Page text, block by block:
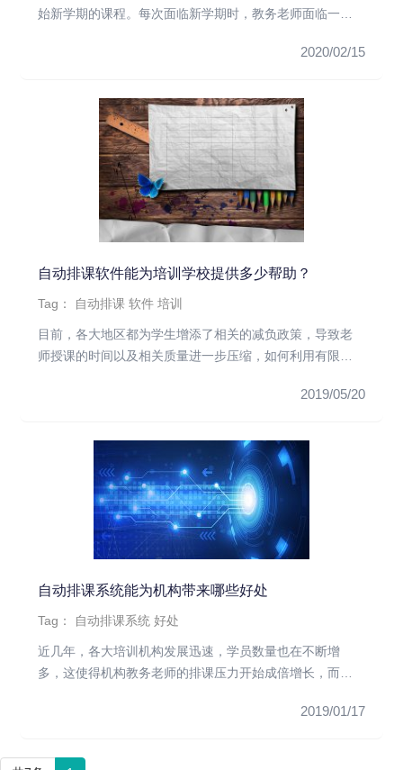
始新学期的课程。每次面临新学期时，教务老师面临一个
2020/02/15
自动排课软件能为培训学校提供多少帮助？
Tag： 自动排课 软件 培训
目前，各大地区都为学生增添了相关的减负政策，导致老
师授课的时间以及相关质量进一步压缩，如何利用有限的
2019/05/20
自动排课系统能为机构带来哪些好处
Tag： 自动排课系统 好处
近几年，各大培训机构发展迅速，学员数量也在不断增
多，这使得机构教务老师的排课压力开始成倍增长，而以
2019/01/17